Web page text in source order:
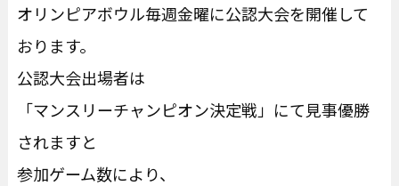
オリンピアボウル毎週金曜に公認大会を開催して
おります。
公認大会出場者は
「マンスリーチャンピオン決定戦」にて見事優勝
されますと
参加ゲーム数により、